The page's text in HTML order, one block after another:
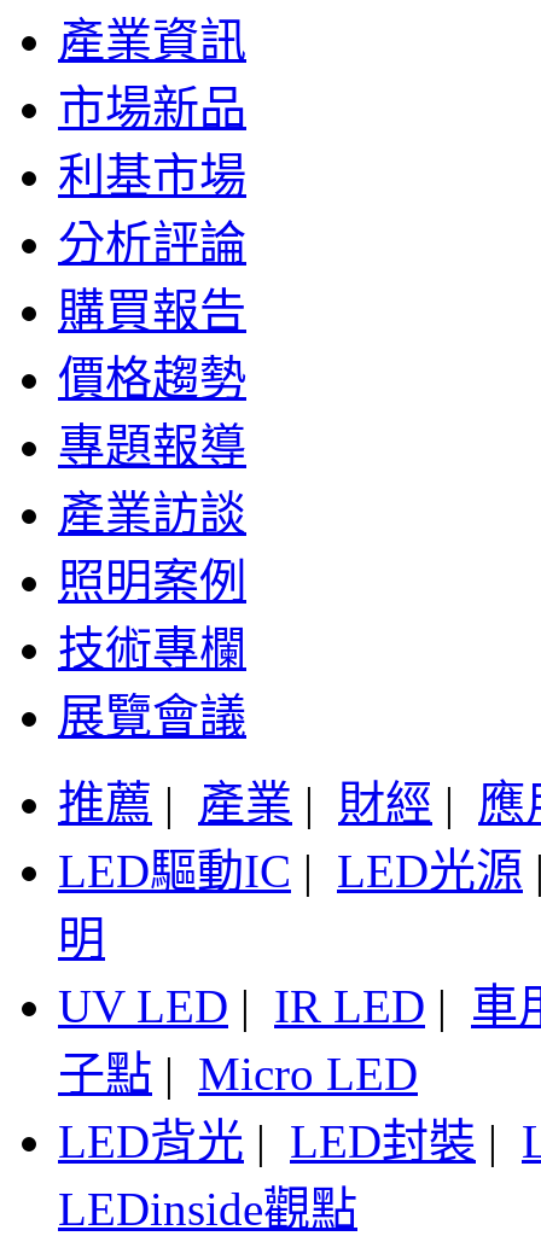
產業資訊
市場新品
利基市場
分析評論
購買報告
價格趨勢
專題報導
產業訪談
照明案例
技術專欄
展覽會議
推薦 | 產業 | 財經 | 應
LED驅動IC | LED光源
明
UV LED | IR LED | 車
子點 | Micro LED
LED背光 | LED封裝 |
LEDinside觀點